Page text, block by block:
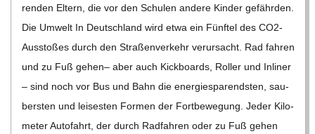
ren­den Eltern, die vor den Schu­len andere Kin­der gefähr­den.
Die Umwelt In Deutsch­land wird etwa ein Fünf­tel des CO2-
Aus­­s­to­­ßes durch den Stra­ßen­ver­kehr ver­ur­sacht. Rad fah­ren
und zu Fuß gehen– aber auch Kick­boards, Rol­ler und Inli­ner
– sind noch vor Bus und Bahn die ener­gie­spa­rends­ten, sau­
bers­ten und lei­ses­ten For­men der Fort­be­we­gung. Jeder Kilo­
me­ter Auto­fahrt, der durch Rad­fah­ren oder zu Fuß gehen